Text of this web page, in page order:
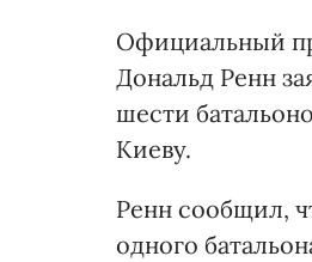
Официальный
Дональд Ренн
шести
Киеву.
Ренн сообщил,
одного